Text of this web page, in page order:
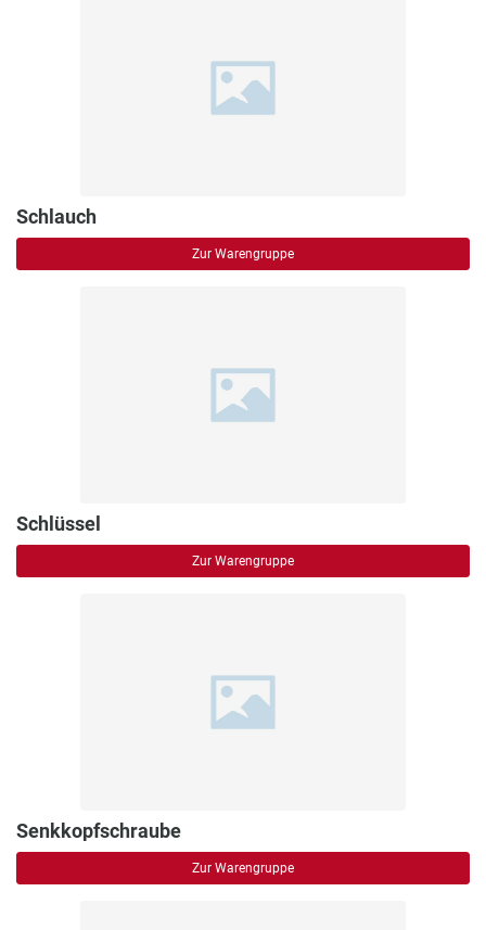
Schlauch
Zur Warengruppe
Schlüssel
Zur Warengruppe
Senkkopfschraube
Zur Warengruppe